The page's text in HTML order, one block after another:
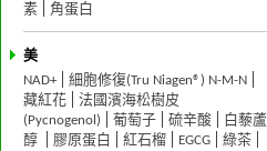
素
角蛋白
美
NAD+
細胞修復(Tru Niagen®) N-M-N
藏紅花
法國濱海松樹皮
(Pycnogenol)
葡萄子 硫辛酸
白藜蘆
醇
膠原蛋白 紅石榴 EGCG
綠茶